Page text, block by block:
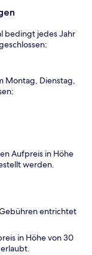
bedingt jedes Jahr
Montag, Dienstag,
Aufpreis in Höhe
werden.
entrichtet
in Höhe von 30